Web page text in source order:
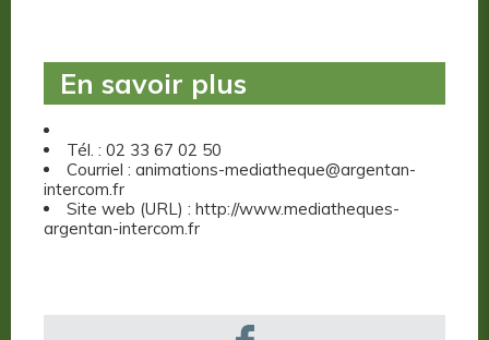
En savoir plus
Tél. : 02 33 67 02 50
Courriel : animations-mediatheque@argentan-
intercom.fr
Site web (URL) : http://www.mediatheques-
argentan-intercom.fr